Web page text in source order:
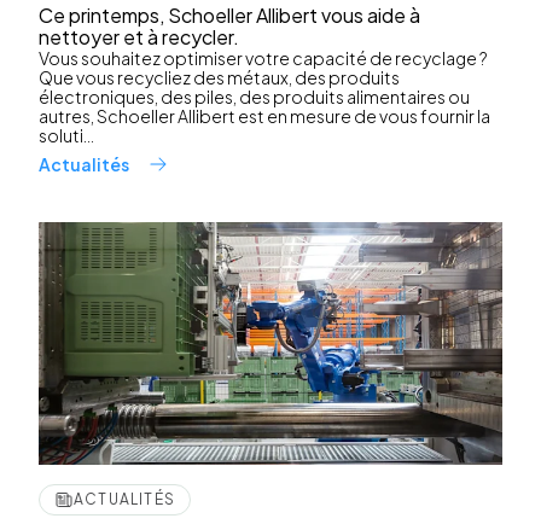
Ce printemps, Schoeller Allibert vous aide à
nettoyer et à recycler.
Vous souhaitez optimiser votre capacité de recyclage ?
Que vous recycliez des métaux, des produits
électroniques, des piles, des produits alimentaires ou
autres, Schoeller Allibert est en mesure de vous fournir la
soluti...
Actualités
ACTUALITÉS